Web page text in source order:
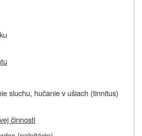
sluchu, hučanie v ušiach (tinnitus)
činnosti